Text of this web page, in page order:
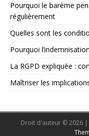
Pourquoi le barème
régulièrement
Quelles sont les
Pourquoi
La RGPD expliquée :
Maîtriser les
Droit d'auteur © 2026 |